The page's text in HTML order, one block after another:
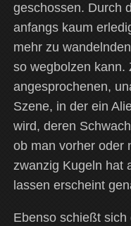
geschossen. Durch
anfangs kaum
mehr zu
so wegbolzen kann.
angesprochenen,
Szene, in der ein
wird, deren
ob man vorher oder
zwanzig Kugeln hat
lassen erscheint
Ebenso schießt sich